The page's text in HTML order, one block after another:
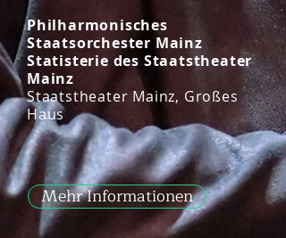
Philharmonisches
Staatsorchester Mainz
Statisterie des Staatstheater
Mainz
Staatstheater Mainz, Großes
Haus
Mehr Informationen